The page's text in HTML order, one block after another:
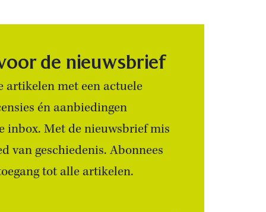
de nieuwsbrief
artikelen met een actuele
én aanbiedingen
inbox. Met de nieuwsbrief mis
van geschiedenis. Abonnees
tot alle artikelen.